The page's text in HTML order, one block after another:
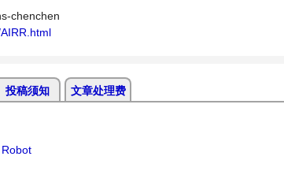
chenchen
投稿须知 文章处理费